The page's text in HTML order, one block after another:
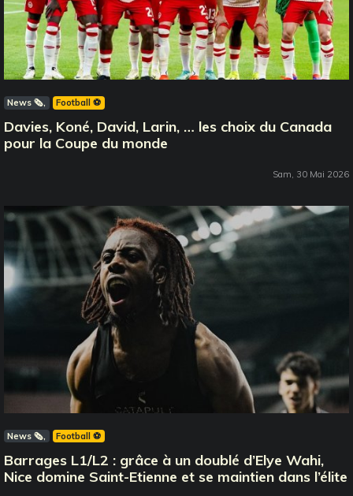
News 🗞️ Football ⚽️
Davies, Koné, David, Larin, … les choix du Canada
pour la Coupe du monde
Sam, 30 Mai 2026
News 🗞️ Football ⚽️
Barrages L1/L2 : grâce à un doublé d’Elye Wahi,
Nice domine Saint-Etienne et se maintien dans l’élite